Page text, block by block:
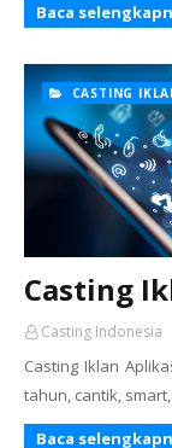
Baca
CASTING
Casting
Casting Indonesia
Casting Iklan
tahun, cantik,
Baca